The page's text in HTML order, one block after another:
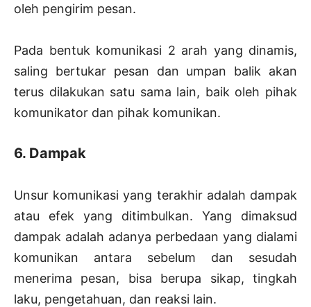
oleh pengirim pesan.
Pada bentuk komunikasi 2 arah yang dinamis,
saling bertukar pesan dan umpan balik akan
terus dilakukan satu sama lain, baik oleh pihak
komunikator dan pihak komunikan.
6. Dampak
Unsur komunikasi yang terakhir adalah dampak
atau efek yang ditimbulkan. Yang dimaksud
dampak adalah adanya perbedaan yang dialami
komunikan antara sebelum dan sesudah
menerima pesan, bisa berupa sikap, tingkah
laku, pengetahuan, dan reaksi lain.